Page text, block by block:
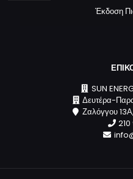
Έκδοση
SUN
Δευτέρα-
Ζαλόγγου